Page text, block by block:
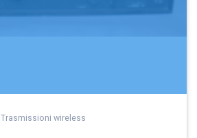
Trasmissioni wireless